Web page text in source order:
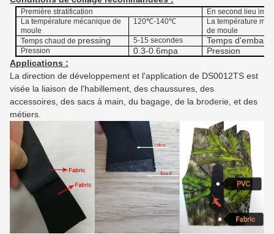
Première stratification
En second lieu
La température mécanique de
moule
120℃-140℃
La température
de moule
Temps chaud de pressing 5-15 secondes Temps
Pression 0.3-0.6mpa
Pression
Applications :
La direction de développement et l'application de DS0012TS est
visée la liaison de l'habillement, des chaussures, des
accessoires, des sacs à main, du bagage, de la broderie, et des
métiers.